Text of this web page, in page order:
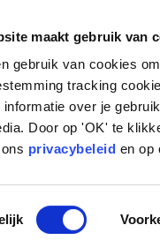
maakt gebruik van
gebruik van cookies
tracking
informatie over je
Door op 'OK' te
privacybeleid en op